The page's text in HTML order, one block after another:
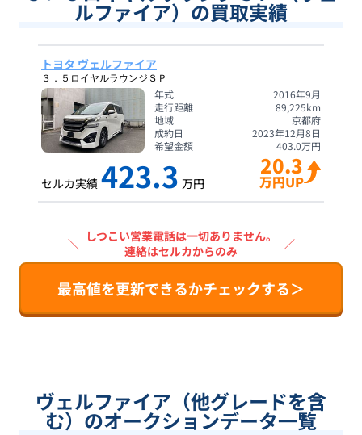
ルファイア）の買取実績
トヨタ ヴェルファイア
３．５ロイヤルラウンジＳＰ
年式
2016年9月
走行距離
89,225km
地域
京都府
成約日
2023年12月8日
希望金額
403.0万円
セルカ実績 423.3 万円
20.3
万円UP
＼ しつこい営業電話は一切ありません。
連絡はセルカからのみ
／
最高値を更新できるかチェックする＞
ヴェルファイア（他グレードを含
む）のオークションデータ一覧